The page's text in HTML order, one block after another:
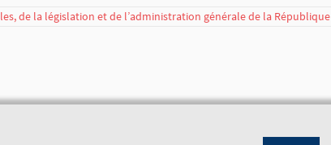
de la législation et de l’administration générale de la République